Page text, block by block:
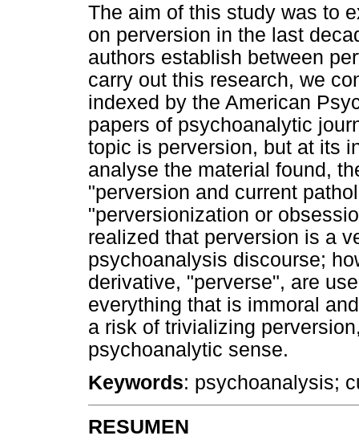
The aim of this study was to
on perversion in the last
authors establish between
carry out this research, we
indexed by the American
papers of psychoanalytic
topic is perversion, but at its
analyse the material found,
"perversion and current
"perversionization or
realized that perversion is a
psychoanalysis discourse;
derivative, "perverse", are
everything that is immoral
a risk of trivializing
psychoanalytic sense.
Keywords: psychoanalysis;
RESUMEN